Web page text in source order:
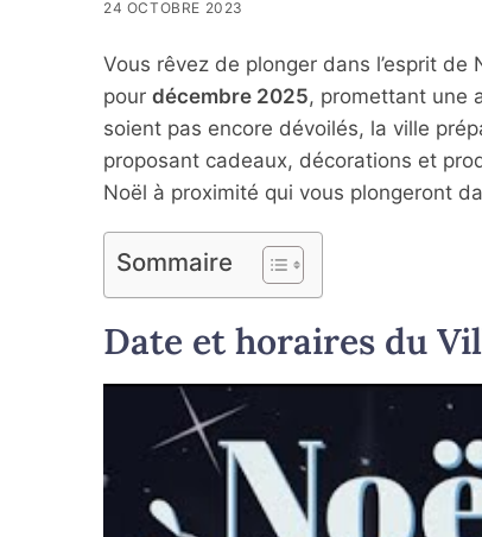
24 OCTOBRE 2023
Vous rêvez de plonger dans l’esprit de
pour décembre 2025, promettant une
soient pas encore dévoilés, la ville
proposant cadeaux, décorations et
Noël à proximité qui vous plongeront
Sommaire
Date et horaires du